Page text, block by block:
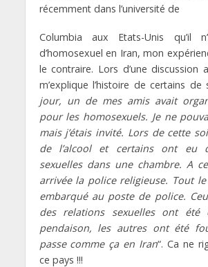
récemment dans l’université de
Columbia aux Etats-Unis qu’il
d’homosexuel en Iran, mon
le contraire. Lors d’une discussion
m’explique l’histoire de certains de
jour, un de mes amis avait
pour les homosexuels. Je ne
mais j’étais invité. Lors de cette
de l’alcool et certains ont eu
sexuelles dans une chambre. A
arrivée la police religieuse. Tout
embarqué au poste de police.
des relations sexuelles ont été
pendaison, les autres ont été
passe comme ça en Iran“. Ca ne
ce pays !!!